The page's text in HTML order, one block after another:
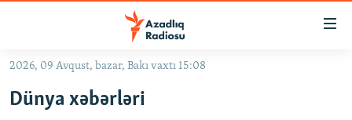
Əsas
qayıt
#İZAHLA
2026, 09 Avqust, bazar, Bakı vaxtı 15:08
Dünya xəbərləri